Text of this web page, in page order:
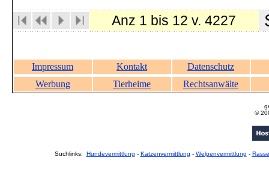
Anz 1 bis 12 v. 4227
Impressum Kontakt
Datenschutz
Werbung
Tierheime Rechtsanwälte
©
Suchlinks: Hundevermittlung - Katzenvermittlung - Welpenvermittlung -